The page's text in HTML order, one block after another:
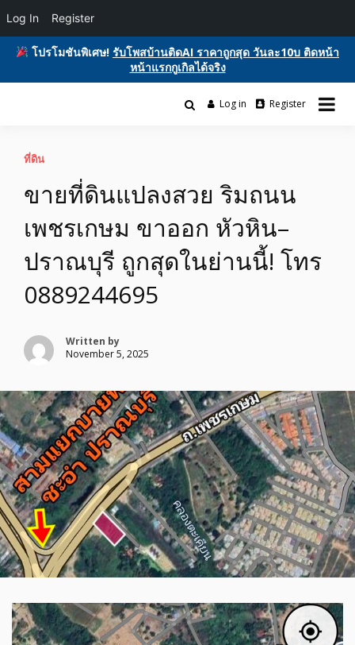
โปรโมชันพิเศษ! รับโพสบ้านติดAI ราคาถูกสุด วันละ10บ ติดหน้า
หน้าแรกกูเกิลได้จริง
หน้าแรกกูเกิล ฟรีประกาศขายบ้านที่ดิน
อสังหา ของมือสอง รถยนต์ สินค้าและ
บริการ
รับโพสต์เว็บบอร์ด ติดAI ตลาดซื้อขาย ฟรีประกาศ ติดgooglesหน้า1ฟรี
Log in Register
ที่ดิน
ขายที่ดินแปลงสวย ริมถนน
เพชรเกษม ขาออก หัวหิน–
ปราณบุรี ถูกสุดในย่านนี้! โทร
0889244695
Written by
November 5, 2025
Log In Register